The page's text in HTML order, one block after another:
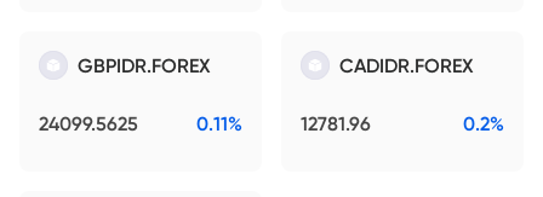
GBPIDR.FOREX
24099.5625 0.11%
CADIDR.FOREX
12781.96 0.2%